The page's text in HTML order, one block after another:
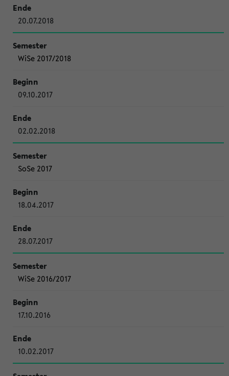
20.07.2018
WiSe 2017/2018
09.10.2017
02.02.2018
SoSe 2017
18.04.2017
28.07.2017
WiSe 2016/2017
17.10.2016
10.02.2017